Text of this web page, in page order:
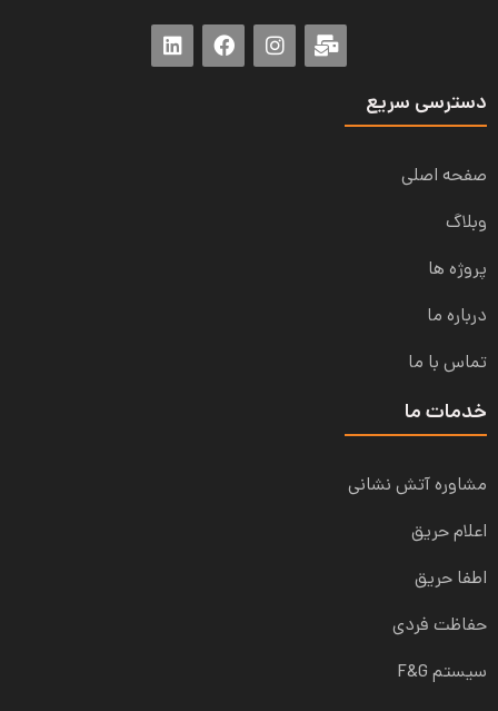
دسترسی سریع
صفحه اصلی
وبلاگ
پروژه ها
درباره ما
تماس با ما
خدمات ما
مشاوره آتش نشانی
اعلام حریق
اطفا حریق
حفاظت فردی
سیستم F&G